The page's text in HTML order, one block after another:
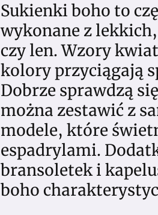
Sukienki boho to
wykonane z
czy len. Wzory
kolory przyciągają
Dobrze sprawdzą
można zestawić z
modele, które
espadrylami.
bransoletek i
boho